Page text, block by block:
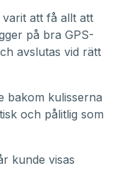
att få allt att
på bra GPS-
avslutas vid rätt
bakom kulisserna
och pålitlig som
kunde visas